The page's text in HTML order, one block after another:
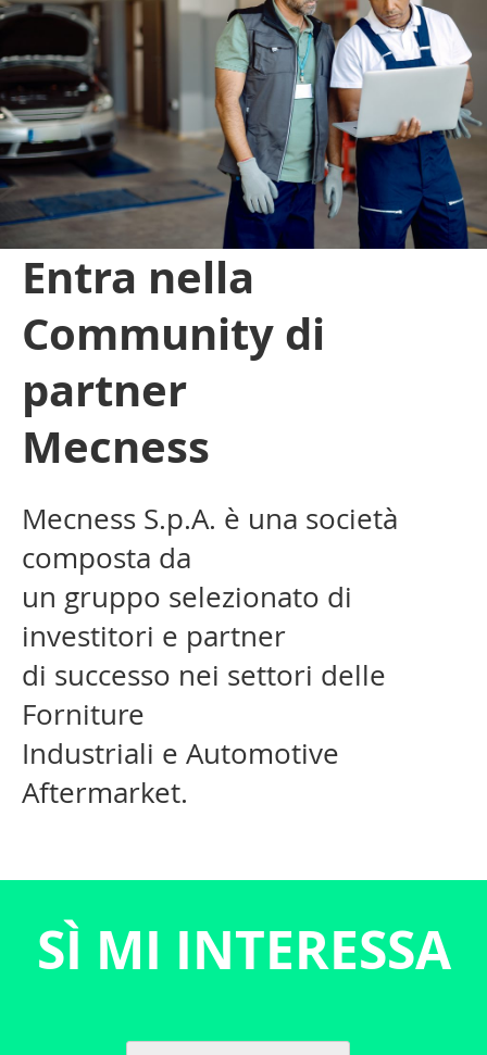
Entra nella
Community di
partner
Mecness
Mecness S.p.A. è una società
composta da
un gruppo selezionato di
investitori e partner
di successo nei settori delle
Forniture
Industriali e Automotive
Aftermarket.
SÌ MI INTERESSA